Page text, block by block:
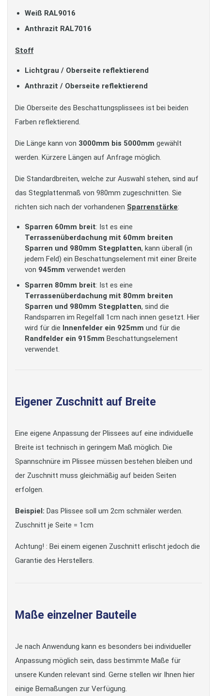
Weiß RAL9016
Anthrazit RAL7016
Stoff
Lichtgrau / Oberseite reflektierend
Anthrazit / Oberseite reflektierend
Die Oberseite des Beschattungsplissees ist bei beiden
Farben reflektierend.
Die Länge kann von 3000mm bis 5000mm gewählt
werden. Kürzere Längen auf Anfrage möglich.
Die Standardbreiten, welche zur Auswahl stehen, sind auf
das Stegplattenmaß von 980mm zugeschnitten. Sie
richten sich nach der vorhandenen Sparrenstärke:
Sparren 60mm breit: Ist es eine
Terrassenüberdachung mit 60mm breiten
Sparren und 980mm Stegplatten, kann überall (in
jedem Feld) ein Beschattungselement mit einer Breite
von 945mm verwendet werden
Sparren 80mm breit: Ist es eine
Terrassenüberdachung mit 80mm breiten
Sparren und 980mm Stegplatten, sind die
Randsparren im Regelfall 1cm nach innen gesetzt. Hier
wird für die Innenfelder ein 925mm und für die
Randfelder ein 915mm Beschattungselement
verwendet.
Eigener Zuschnitt auf Breite
Eine eigene Anpassung der Plissees auf eine individuelle
Breite ist technisch in geringem Maß möglich. Die
Spannschnüre im Plissee müssen bestehen bleiben und
der Zuschnitt muss gleichmäßig auf beiden Seiten
erfolgen.
Beispiel: Das Plissee soll um 2cm schmäler werden.
Zuschnitt je Seite = 1cm
Achtung! : Bei einem eigenen Zuschnitt erlischt jedoch die
Garantie des Herstellers.
Maße einzelner Bauteile
Je nach Anwendung kann es besonders bei individueller
Anpassung möglich sein, dass bestimmte Maße für
unsere Kunden relevant sind. Gerne stellen wir Ihnen hier
einige Bemaßungen zur Verfügung.